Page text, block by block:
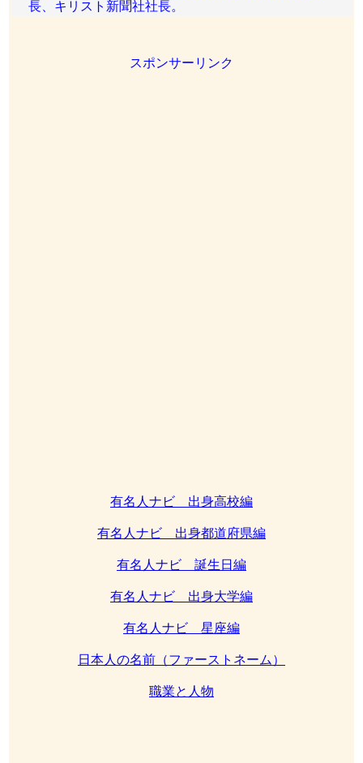
長、キリスト新聞社社長。
スポンサーリンク
有名人ナビ 出身高校編
有名人ナビ 出身都道府県編
有名人ナビ 誕生日編
有名人ナビ 出身大学編
有名人ナビ 星座編
日本人の名前（ファーストネーム）
職業と人物